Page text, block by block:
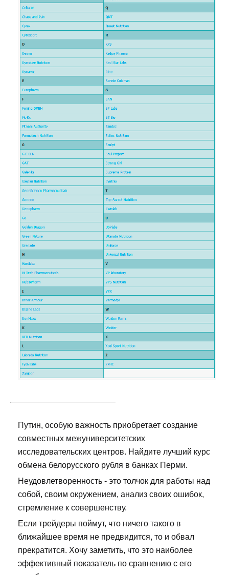
Путин, особую важность приобретает создание
совместных межуниверситетских
исследовательских центров. Найдите лучший курс
обмена белорусского рубля в банках Перми.
Неудовлетворенность - это толчок для работы над
собой, своим окружением, анализ своих ошибок,
стремление к совершенству.
Если трейдеры поймут, что ничего такого в
ближайшее время не предвидится, то и обвал
прекратится. Хочу заметить, что это наиболее
эффективный показатель по сравнению с его